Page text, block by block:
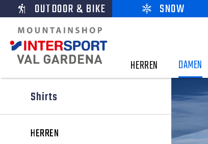
OUTDOOR & BIKE SNOW
HERREN DAMEN
Shirts
HERREN